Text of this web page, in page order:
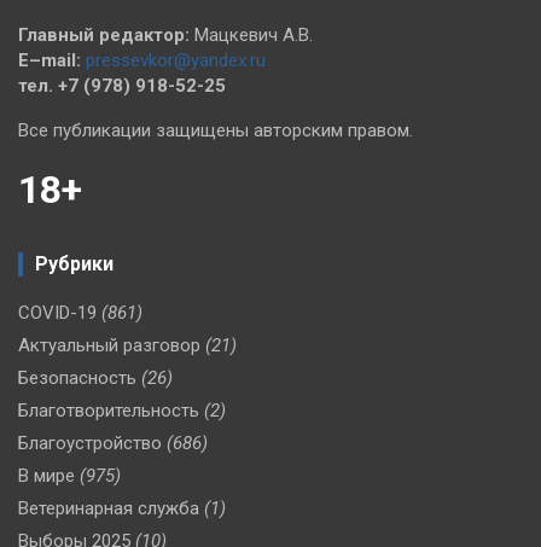
Главный редактор: Мацкевич А.В.
E–mail: pressevkor@yandex.ru
тел. +7 (978) 918-52-25
Все публикации защищены авторским правом.
18+
Рубрики
COVID-19 (861)
Актуальный разговор (21)
Безопасность (26)
Благотворительность (2)
Благоустройство (686)
В мире (975)
Ветеринарная служба (1)
Выборы 2025 (10)